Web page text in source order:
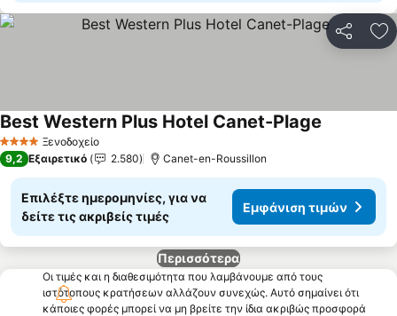
4 ΑστέριαΞενοδοχείο
Best Western Plus Hotel Canet-Plage
9,2 Εξαιρετικό 2.580 Canet-en-Roussillon
Επιλέξτε ημερομηνίες, για να
δείτε τις ακριβείς τιμές
Εμφάνιση τιμών
Περισσότερα
Οι τιμές και η διαθεσιμότητα που λαμβάνουμε από τους
ιστότοπους κρατήσεων αλλάζουν συνεχώς. Αυτό σημαίνει ότι
κάποιες φορές μπορεί να μη βρείτε την ίδια ακριβώς προσφορά